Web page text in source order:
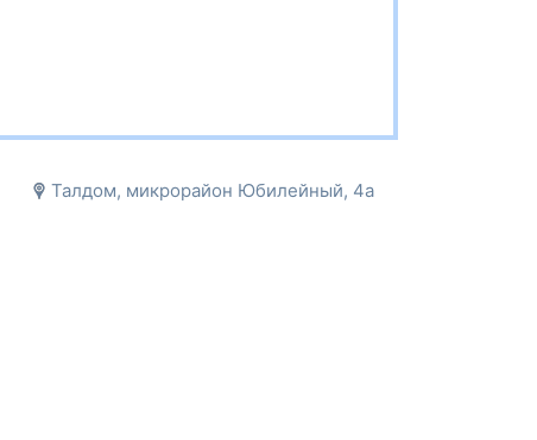
Талдом, микрорайон Юбилейный, 4а